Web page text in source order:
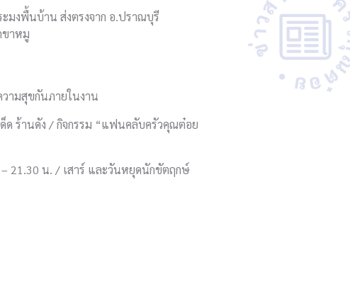
มงพื้นบ้าน ส่งตรงจาก อ.ปราณบุรี
ขาหมู
ามสุขกันภายในงาน
ด ร้านดัง / กิจกรรม “แฟนคลับครัวคุณต๋อย
21.30 น. / เสาร์ และวันหยุดนักขัตฤกษ์